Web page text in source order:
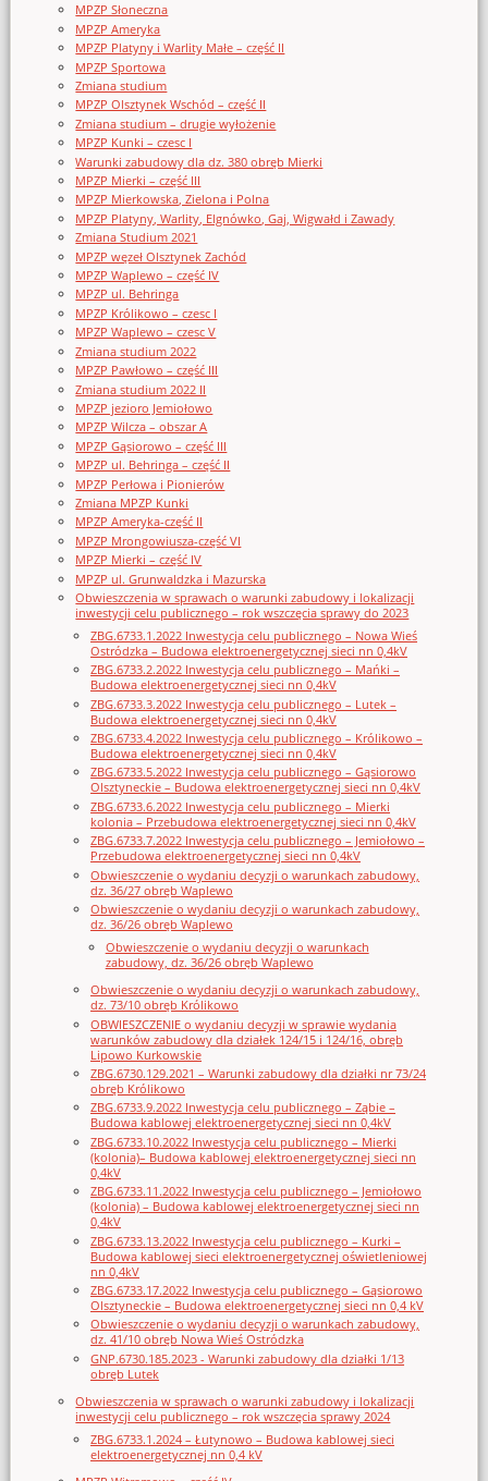
MPZP Słoneczna
MPZP Ameryka
MPZP Platyny i Warlity Małe – część II
MPZP Sportowa
Zmiana studium
MPZP Olsztynek Wschód – część II
Zmiana studium – drugie wyłożenie
MPZP Kunki – czesc I
Warunki zabudowy dla dz. 380 obręb Mierki
MPZP Mierki – część III
MPZP Mierkowska, Zielona i Polna
MPZP Platyny, Warlity, Elgnówko, Gaj, Wigwałd i Zawady
Zmiana Studium 2021
MPZP węzeł Olsztynek Zachód
MPZP Waplewo – część IV
MPZP ul. Behringa
MPZP Królikowo – czesc I
MPZP Waplewo – czesc V
Zmiana studium 2022
MPZP Pawłowo – część III
Zmiana studium 2022 II
MPZP jezioro Jemiołowo
MPZP Wilcza – obszar A
MPZP Gąsiorowo – część III
MPZP ul. Behringa – część II
MPZP Perłowa i Pionierów
Zmiana MPZP Kunki
MPZP Ameryka-część II
MPZP Mrongowiusza-część VI
MPZP Mierki – część IV
MPZP ul. Grunwaldzka i Mazurska
Obwieszczenia w sprawach o warunki zabudowy i lokalizacji
inwestycji celu publicznego – rok wszczęcia sprawy do 2023
ZBG.6733.1.2022 Inwestycja celu publicznego – Nowa Wieś
Ostródzka – Budowa elektroenergetycznej sieci nn 0,4kV
ZBG.6733.2.2022 Inwestycja celu publicznego – Mańki –
Budowa elektroenergetycznej sieci nn 0,4kV
ZBG.6733.3.2022 Inwestycja celu publicznego – Lutek –
Budowa elektroenergetycznej sieci nn 0,4kV
ZBG.6733.4.2022 Inwestycja celu publicznego – Królikowo –
Budowa elektroenergetycznej sieci nn 0,4kV
ZBG.6733.5.2022 Inwestycja celu publicznego – Gąsiorowo
Olsztyneckie – Budowa elektroenergetycznej sieci nn 0,4kV
ZBG.6733.6.2022 Inwestycja celu publicznego – Mierki
kolonia – Przebudowa elektroenergetycznej sieci nn 0,4kV
ZBG.6733.7.2022 Inwestycja celu publicznego – Jemiołowo –
Przebudowa elektroenergetycznej sieci nn 0,4kV
Obwieszczenie o wydaniu decyzji o warunkach zabudowy,
dz. 36/27 obręb Waplewo
Obwieszczenie o wydaniu decyzji o warunkach zabudowy,
dz. 36/26 obręb Waplewo
Obwieszczenie o wydaniu decyzji o warunkach
zabudowy, dz. 36/26 obręb Waplewo
Obwieszczenie o wydaniu decyzji o warunkach zabudowy,
dz. 73/10 obręb Królikowo
OBWIESZCZENIE o wydaniu decyzji w sprawie wydania
warunków zabudowy dla działek 124/15 i 124/16, obręb
Lipowo Kurkowskie
ZBG.6730.129.2021 – Warunki zabudowy dla działki nr 73/24
obręb Królikowo
ZBG.6733.9.2022 Inwestycja celu publicznego – Ząbie –
Budowa kablowej elektroenergetycznej sieci nn 0,4kV
ZBG.6733.10.2022 Inwestycja celu publicznego – Mierki
(kolonia)– Budowa kablowej elektroenergetycznej sieci nn
0,4kV
ZBG.6733.11.2022 Inwestycja celu publicznego – Jemiołowo
(kolonia) – Budowa kablowej elektroenergetycznej sieci nn
0,4kV
ZBG.6733.13.2022 Inwestycja celu publicznego – Kurki –
Budowa kablowej sieci elektroenergetycznej oświetleniowej
nn 0,4kV
ZBG.6733.17.2022 Inwestycja celu publicznego – Gąsiorowo
Olsztyneckie – Budowa elektroenergetycznej sieci nn 0,4 kV
Obwieszczenie o wydaniu decyzji o warunkach zabudowy,
dz. 41/10 obręb Nowa Wieś Ostródzka
GNP.6730.185.2023 - Warunki zabudowy dla działki 1/13
obręb Lutek
Obwieszczenia w sprawach o warunki zabudowy i lokalizacji
inwestycji celu publicznego – rok wszczęcia sprawy 2024
ZBG.6733.1.2024 – Łutynowo – Budowa kablowej sieci
elektroenergetycznej nn 0,4 kV